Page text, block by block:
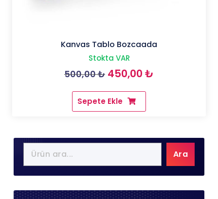
Kanvas Tablo Bozcaada
Stokta VAR
500,00₺ Orijinal
fiyat:
500,00 ₺.
450,00 ₺
Sepete Ekle
Ara